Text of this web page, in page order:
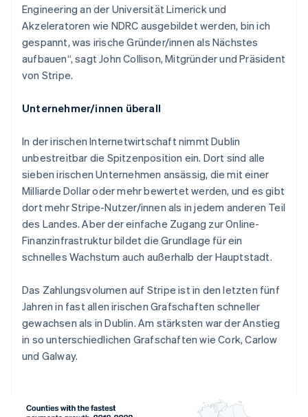
Engineering an der Universität Limerick und
Akzeleratoren wie NDRC ausgebildet werden, bin ich
gespannt, was irische Gründer/innen als Nächstes
aufbauen“, sagt John Collison, Mitgründer und Präsident
von Stripe.
Unternehmer/innen überall
In der irischen Internetwirtschaft nimmt Dublin
unbestreitbar die Spitzenposition ein. Dort sind alle
sieben irischen Unternehmen ansässig, die mit einer
Milliarde Dollar oder mehr bewertet werden, und es gibt
dort mehr Stripe-Nutzer/innen als in jedem anderen Teil
des Landes. Aber der einfache Zugang zur Online-
Finanzinfrastruktur bildet die Grundlage für ein
schnelles Wachstum auch außerhalb der Hauptstadt.
Das Zahlungsvolumen auf Stripe ist in den letzten fünf
Jahren in fast allen irischen Grafschaften schneller
gewachsen als in Dublin. Am stärksten war der Anstieg
in so unterschiedlichen Grafschaften wie Cork, Carlow
und Galway.